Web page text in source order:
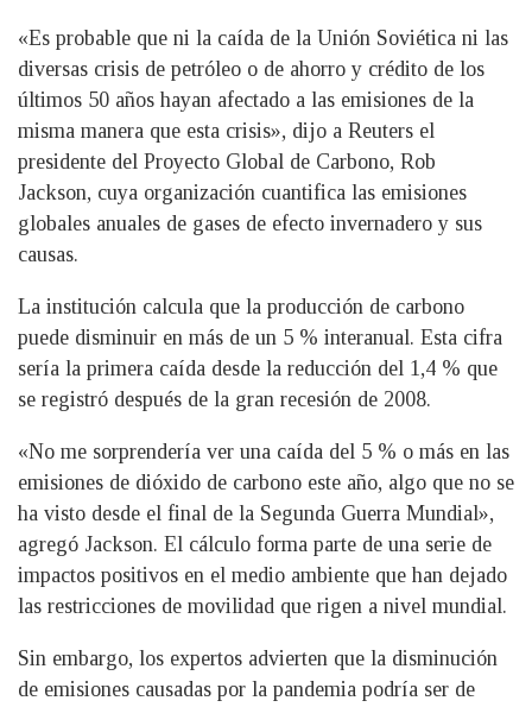
«Es probable que ni la caída de la Unión Soviética ni las
diversas crisis de petróleo o de ahorro y crédito de los
últimos 50 años hayan afectado a las emisiones de la
misma manera que esta crisis», dijo a Reuters el
presidente del Proyecto Global de Carbono, Rob
Jackson, cuya organización cuantifica las emisiones
globales anuales de gases de efecto invernadero y sus
causas.
La institución calcula que la producción de carbono
puede disminuir en más de un 5 % interanual. Esta cifra
sería la primera caída desde la reducción del 1,4 % que
se registró después de la gran recesión de 2008.
«No me sorprendería ver una caída del 5 % o más en las
emisiones de dióxido de carbono este año, algo que no se
ha visto desde el final de la Segunda Guerra Mundial»,
agregó Jackson. El cálculo forma parte de una serie de
impactos positivos en el medio ambiente que han dejado
las restricciones de movilidad que rigen a nivel mundial.
Sin embargo, los expertos advierten que la disminución
de emisiones causadas por la pandemia podría ser de